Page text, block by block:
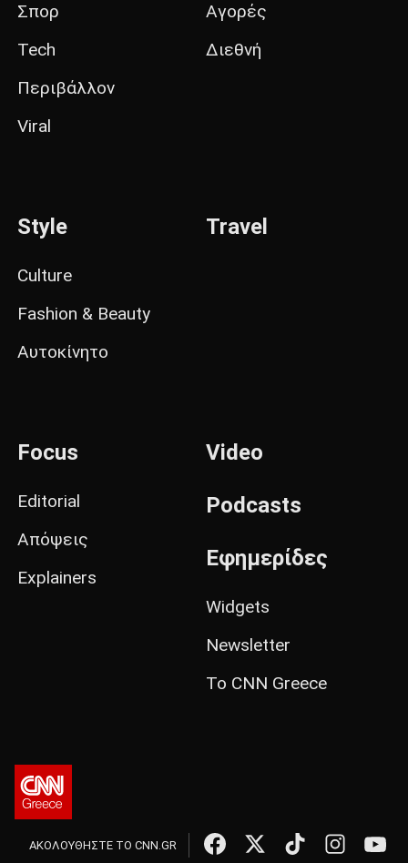
Σπορ
Tech
Περιβάλλον
Viral
Αγορές
Διεθνή
Style
Culture
Fashion & Beauty
Αυτοκίνητο
Travel
Focus
Editorial
Απόψεις
Explainers
Video
Podcasts
Εφημερίδες
Widgets
Newsletter
Το CNN Greece
ΑΚΟΛΟΥΘΗΣΤΕ ΤΟ CNN.GR